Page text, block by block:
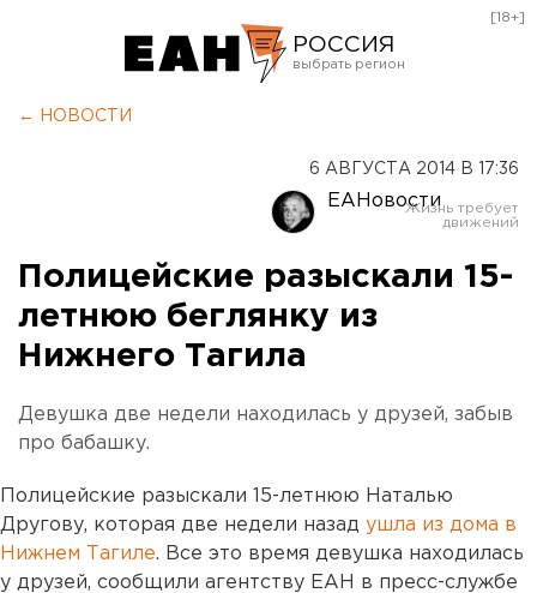
РОССИЯ
Оренбург
[18+]
← НОВОСТИ
6 АВГУСТА 2014 В 17:36
ЕАНовости
Полицейские разыскали 15-
летнюю беглянку из
Нижнего Тагила
Девушка две недели находилась у друзей, забыв
про бабашку.
Полицейские разыскали 15-летнюю Наталью
Другову, которая две недели назад ушла из дома в
Нижнем Тагиле. Все это время девушка находилась
у друзей, сообщили агентству ЕАН в пресс-службе